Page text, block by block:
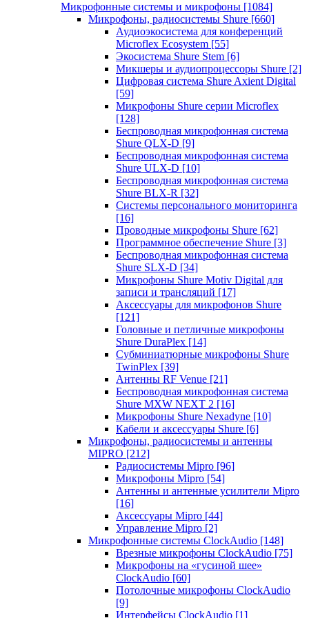
Микрофонные системы и микрофоны [1084]
Микрофоны, радиосистемы Shure [660]
Аудиоэкосистема для конференций
Microflex Ecosystem [55]
Экосистема Shure Stem [6]
Микшеры и аудиопроцессоры Shure [2]
Цифровая система Shure Axient Digital
[59]
Микрофоны Shure серии Microflex
[128]
Беспроводная микрофонная система
Shure QLX-D [9]
Беспроводная микрофонная система
Shure ULX-D [10]
Беспроводная микрофонная система
Shure BLX-R [32]
Системы персонального мониторинга
[16]
Проводные микрофоны Shure [62]
Программное обеспечение Shure [3]
Беспроводная микрофонная система
Shure SLX-D [34]
Микрофоны Shure Motiv Digital для
записи и трансляций [17]
Аксессуары для микрофонов Shure
[121]
Головные и петличные микрофоны
Shure DuraPlex [14]
Субминиатюрные микрофоны Shure
TwinPlex [39]
Антенны RF Venue [21]
Беспроводная микрофонная система
Shure MXW NEXT 2 [16]
Микрофоны Shure Nexadyne [10]
Кабели и аксессуары Shure [6]
Микрофоны, радиосистемы и антенны
MIPRO [212]
Радиосистемы Mipro [96]
Микрофоны Mipro [54]
Антенны и антенные усилители Mipro
[16]
Аксессуары Mipro [44]
Управление Mipro [2]
Микрофонные системы ClockAudio [148]
Врезные микрофоны ClockAudio [75]
Микрофоны на «гусиной шее»
ClockAudio [60]
Потолочные микрофоны ClockAudio
[9]
Интерфейсы ClockAudio [1]